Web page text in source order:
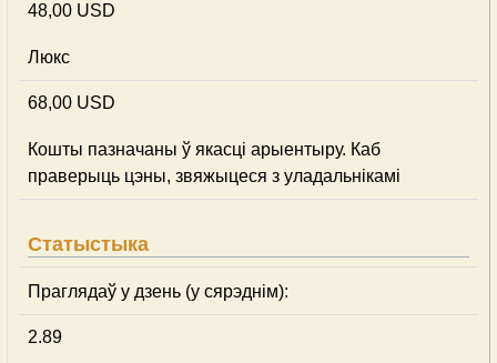
48,00 USD
Люкс
68,00 USD
Кошты пазначаны ў якасці арыентыру. Каб
праверыць цэны, звяжыцеся з уладальнікамі
Статыстыка
Праглядаў у дзень (у сярэднім):
2.89